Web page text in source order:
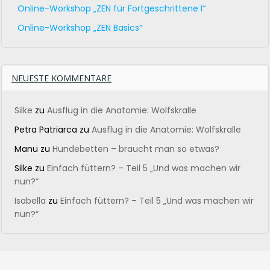
Online-Workshop „ZEN für Fortgeschrittene I“
Online-Workshop „ZEN Basics“
NEUESTE KOMMENTARE
Silke zu Ausflug in die Anatomie: Wolfskralle
Petra Patriarca zu Ausflug in die Anatomie: Wolfskralle
Manu zu Hundebetten – braucht man so etwas?
Silke zu Einfach füttern? – Teil 5 „Und was machen wir
nun?“
Isabella zu Einfach füttern? – Teil 5 „Und was machen wir
nun?“